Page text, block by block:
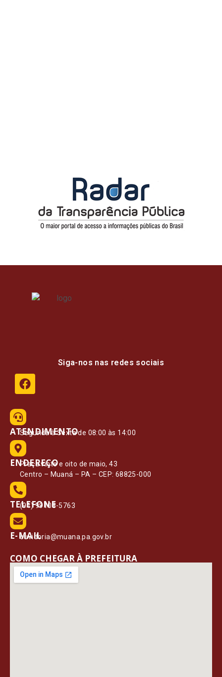
Siga-nos nas redes sociais
ATENDIMENTO
Segunda à Sexta de 08:00 às 14:00
ENDEREÇO
Praça vinte e oito de maio, 43
Centro – Muaná – PA – CEP: 68825-000
TELEFONE
(91) 99108-5763
E-MAIL
ouvidoria@muana.pa.gov.br
COMO CHEGAR À PREFEITURA